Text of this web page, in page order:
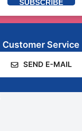
SUBSCRIBE
Customer Service
SEND E-MAIL